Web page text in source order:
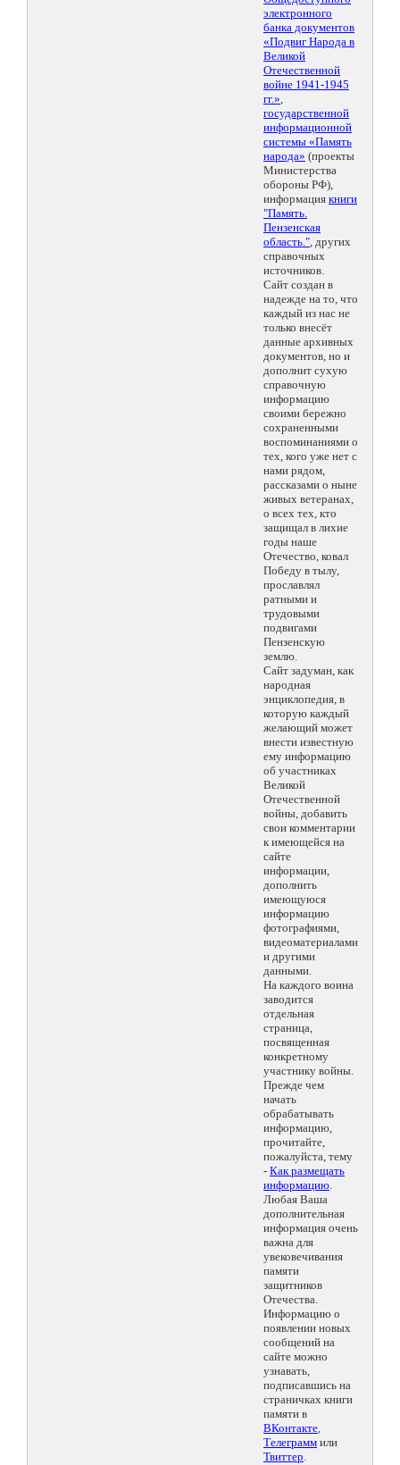
электронного
банка документов
«Подвиг Народа в
Великой
Отечественной
войне 1941-1945
гг.»,
государственной
информационной
системы «Память
народа» (проекты
Министерства
обороны РФ),
информация книги
"Память.
Пензенская
область.", других
справочных
источников.
Сайт создан в
надежде на то, что
каждый из нас не
только внесёт
данные архивных
документов, но и
дополнит сухую
справочную
информацию
своими бережно
сохраненными
воспоминаниями о
тех, кого уже нет с
нами рядом,
рассказами о ныне
живых ветеранах,
о всех тех, кто
защищал в лихие
годы наше
Отечество, ковал
Победу в тылу,
прославлял
ратными и
трудовыми
подвигами
Пензенскую
землю.
Сайт задуман, как
народная
энциклопедия, в
которую каждый
желающий может
внести известную
ему информацию
об участниках
Великой
Отечественной
войны, добавить
свои комментарии
к имеющейся на
сайте
информации,
дополнить
имеющуюся
информацию
фотографиями,
видеоматериалами
и другими
данными.
На каждого воина
заводится
отдельная
страница,
посвященная
конкретному
участнику войны.
Прежде чем
начать
обрабатывать
информацию,
прочитайте,
пожалуйста, тему
- Как размещать
информацию.
Любая Ваша
дополнительная
информация очень
важна для
увековечивания
памяти
защитников
Отечества.
Информацию о
появлении новых
сообщений на
сайте можно
узнавать,
подписавшись на
страничках книги
памяти в
ВКонтакте,
Телеграмм или
Твиттер.